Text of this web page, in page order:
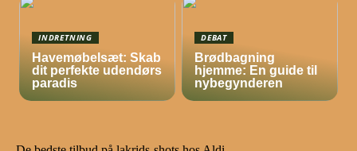
INDRETNING
Havemøbelsæt: Skab
dit perfekte udendørs
paradis
DEBAT
Brødbagning
hjemme: En guide til
nybegynderen